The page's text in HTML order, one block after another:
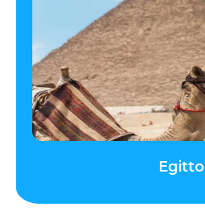
Egitto